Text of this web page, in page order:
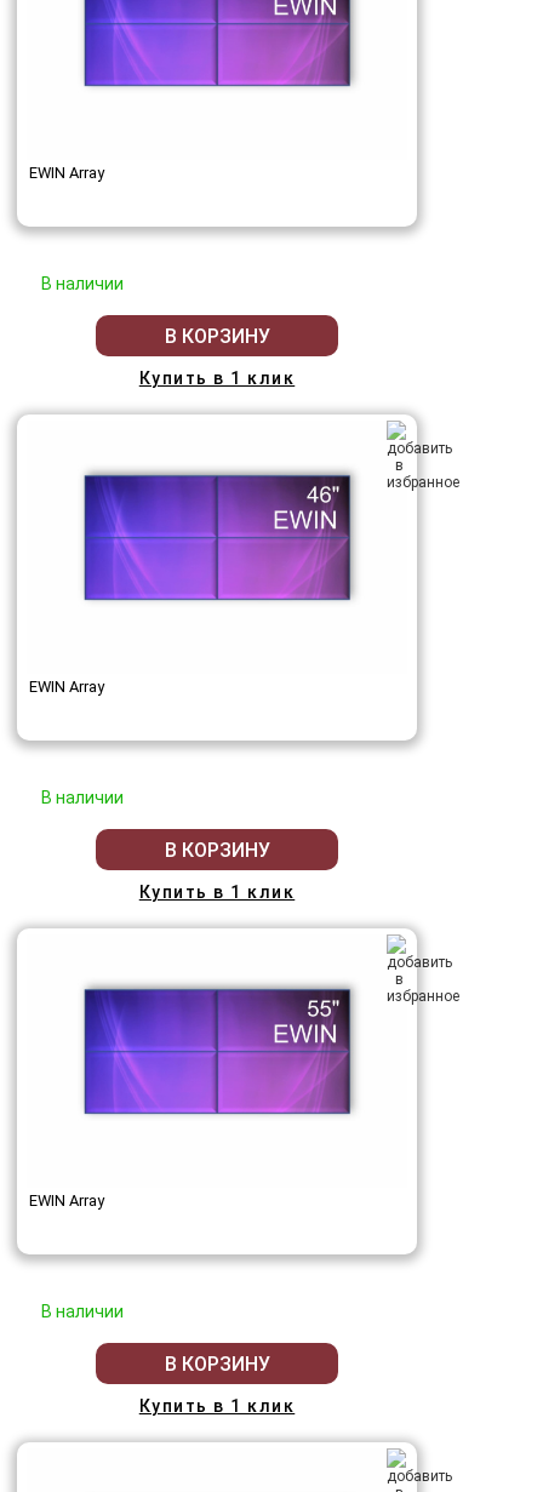
EWIN Array
В наличии
В КОРЗИНУ
Купить в 1 клик
EWIN Array
В наличии
В КОРЗИНУ
Купить в 1 клик
EWIN Array
В наличии
В КОРЗИНУ
Купить в 1 клик